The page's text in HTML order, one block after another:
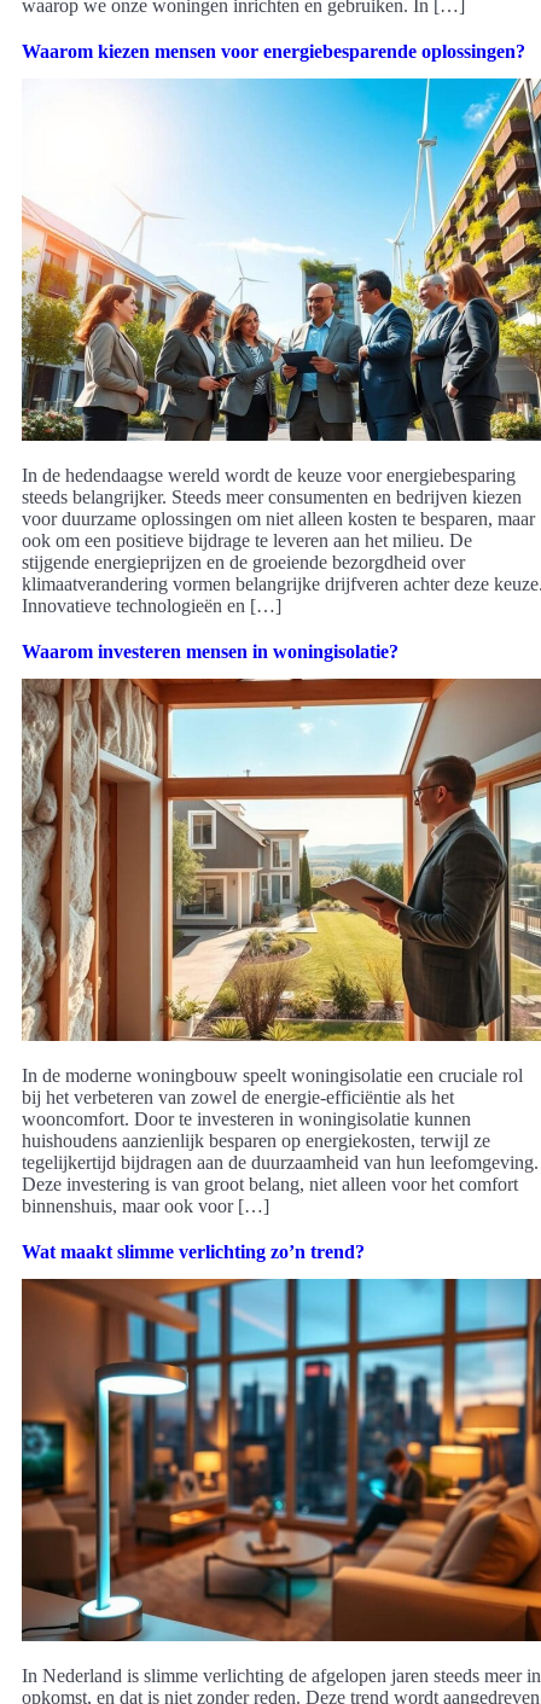
waarop we onze woningen inrichten en gebruiken. In […]
Waarom kiezen mensen voor energiebesparende oplossingen?
In de hedendaagse wereld wordt de keuze voor energiebesparing
steeds belangrijker. Steeds meer consumenten en bedrijven kiezen
voor duurzame oplossingen om niet alleen kosten te besparen, maar
ook om een positieve bijdrage te leveren aan het milieu. De
stijgende energieprijzen en de groeiende bezorgdheid over
klimaatverandering vormen belangrijke drijfveren achter deze
Innovatieve technologieën en […]
Waarom investeren mensen in woningisolatie?
In de moderne woningbouw speelt woningisolatie een cruciale rol
bij het verbeteren van zowel de energie-efficiëntie als het
wooncomfort. Door te investeren in woningisolatie kunnen
huishoudens aanzienlijk besparen op energiekosten, terwijl ze
tegelijkertijd bijdragen aan de duurzaamheid van hun leefomgeving.
Deze investering is van groot belang, niet alleen voor het comfort
binnenshuis, maar ook voor […]
Wat maakt slimme verlichting zo’n trend?
In Nederland is slimme verlichting de afgelopen jaren steeds meer in
opkomst, en dat is niet zonder reden. Deze trend wordt aangedreven